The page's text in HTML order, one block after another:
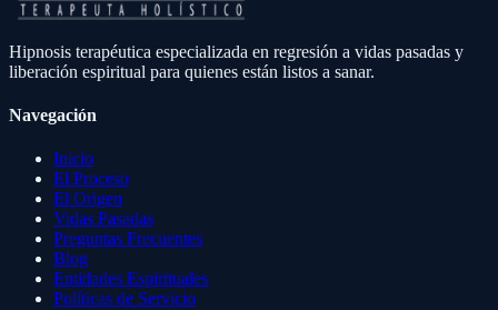
Hipnosis terapéutica especializada en regresión a vidas pasadas y
liberación espiritual para quienes están listos a sanar.
Navegación
Inicio
El Proceso
El Origen
Vidas Pasadas
Preguntas Frecuentes
Blog
Entidades Espirituales
Políticas de Servicio